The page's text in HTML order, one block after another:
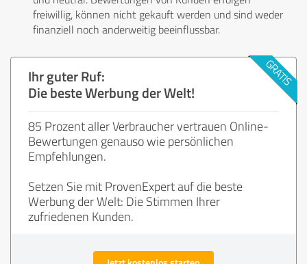
freiwillig, können nicht gekauft werden und sind weder
finanziell noch anderweitig beeinflussbar.
Ihr guter Ruf:
Die beste Werbung der Welt!
85 Prozent aller Verbraucher vertrauen Online-
Bewertungen genauso wie persönlichen
Empfehlungen.
Setzen Sie mit ProvenExpert auf die beste
Werbung der Welt: Die Stimmen Ihrer
zufriedenen Kunden.